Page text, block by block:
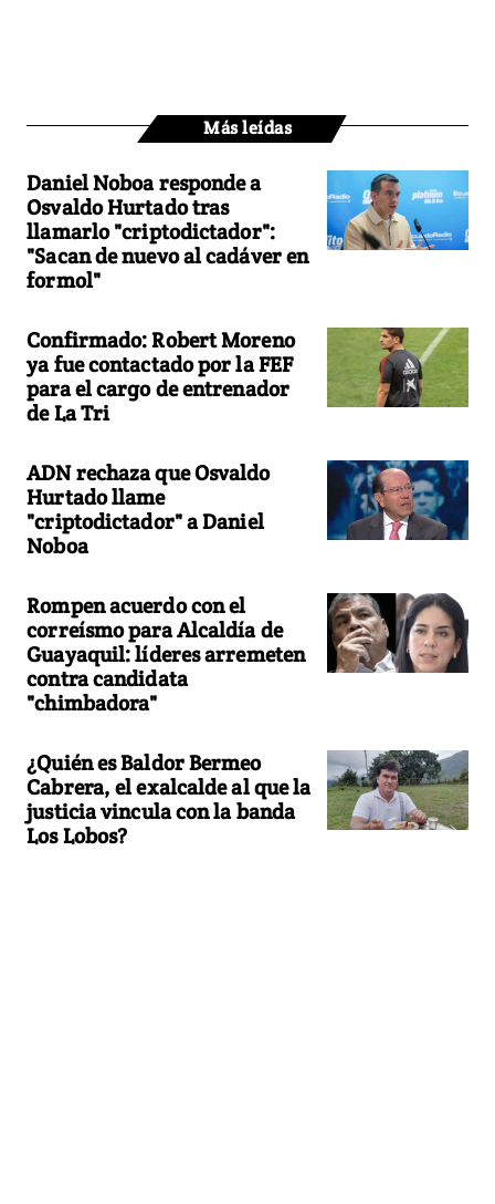
Más leídas
Daniel Noboa responde a
Osvaldo Hurtado tras
llamarlo "criptodictador":
"Sacan de nuevo al cadáver en
formol"
Confirmado: Robert Moreno
ya fue contactado por la FEF
para el cargo de entrenador
de La Tri
ADN rechaza que Osvaldo
Hurtado llame
"criptodictador" a Daniel
Noboa
Rompen acuerdo con el
correísmo para Alcaldía de
Guayaquil: líderes arremeten
contra candidata
"chimbadora"
¿Quién es Baldor Bermeo
Cabrera, el exalcalde al que la
justicia vincula con la banda
Los Lobos?